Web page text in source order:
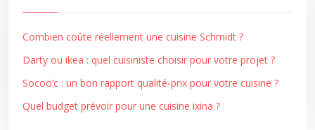
Combien coûte réellement une cuisine Schmidt ?
Darty ou ikea : quel cuisiniste choisir pour votre projet ?
Socoo’c : un bon rapport qualité-prix pour votre cuisine ?
Quel budget prévoir pour une cuisine ixina ?